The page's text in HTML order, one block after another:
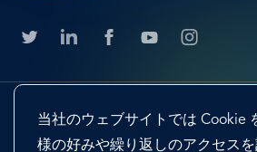
当社のウェブサイトでは Cookie
様の好みや繰り返しのアクセス